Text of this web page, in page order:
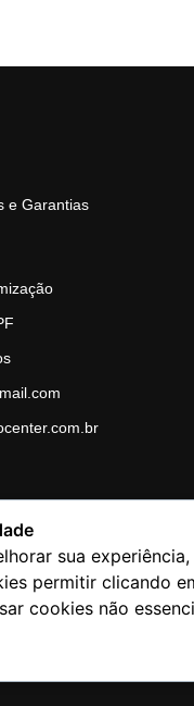
e Garantias
Ney
sua
permitir clicando
cookies não